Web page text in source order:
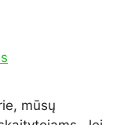
mūsų